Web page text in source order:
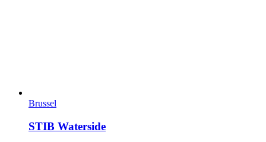
Brussel
STIB Waterside